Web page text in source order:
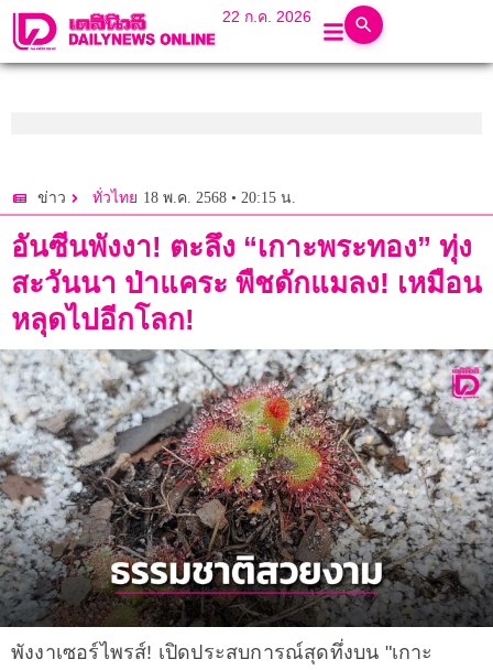
22 ก.ค. 2026
ข่าว ทั่วไทย 18 พ.ค. 2568 • 20:15 น.
อันซีนพังงา! ตะลึง “เกาะพระทอง” ทุ่ง
สะวันนา ป่าแคระ พืชดักแมลง! เหมือน
หลุดไปอีกโลก!
พังงาเซอร์ไพรส์! เปิดประสบการณ์สุดทึ่งบน "เกาะ